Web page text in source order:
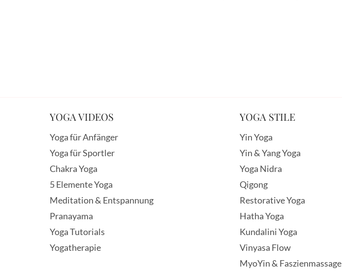
YOGA VIDEOS
Yoga für Anfänger
Yoga für Sportler
Chakra Yoga
5 Elemente Yoga
Meditation & Entspannung
Pranayama
Yoga Tutorials
Yogatherapie
YOGA STILE
Yin Yoga
Yin & Yang Yoga
Yoga Nidra
Qigong
Restorative Yoga
Hatha Yoga
Kundalini Yoga
Vinyasa Flow
MyoYin & Faszienmassage